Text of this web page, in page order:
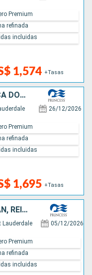
1,574 +Tasas
Premium
refinada
incluidas
ESTADOS UNIDOS, REPÚBLICA DOMINICANA, BAHAMAS
26/12/2026
1,695 +Tasas
Premium
refinada
incluidas
ESTADOS UNIDOS, ISLAS CAIMÁN, REINO UNIDO, COLOMBIA, PANAMÁ, COSTA RICA, BAHAMAS
Lauderdale 05/12/2026
Premium
refinada
incluidas